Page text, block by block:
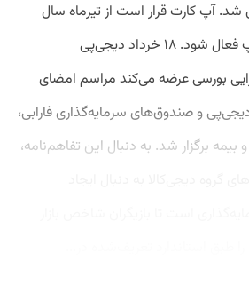
آپ کارت قرار است از تیرماه سال
جاری برای تمام کاربران آپ فعال شود. ۱۸ خرداد دیجی‌پی
بورسی عرضه می‌کند مراسم امضای
و صندوق‌های سرمایه‌گذاری فارابی،
برگزار شد. به دنبال این تفاهم‌نامه،